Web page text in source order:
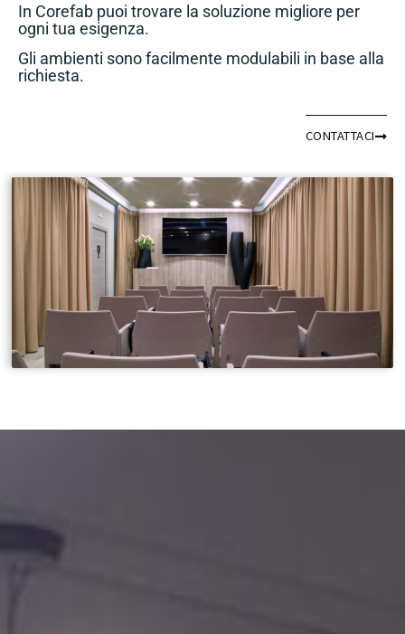
In Corefab puoi trovare la soluzione migliore per
ogni tua esigenza.
Gli ambienti sono facilmente modulabili in base alla
richiesta.
CONTATTACI